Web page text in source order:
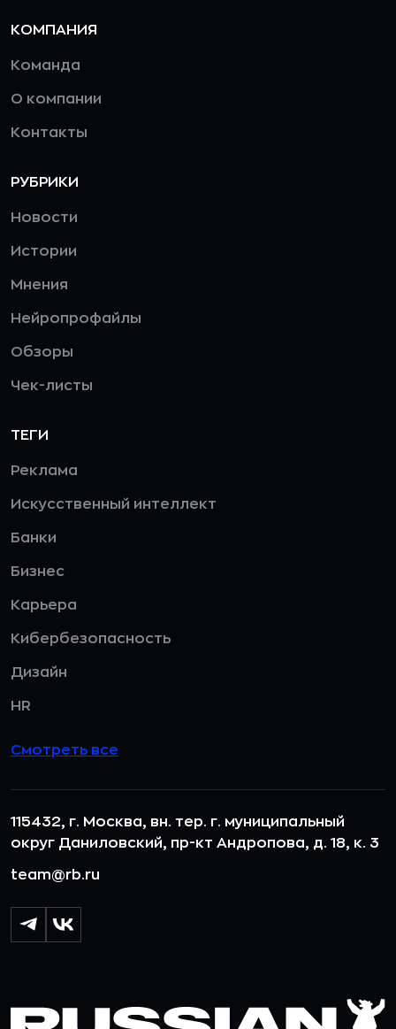
КОМПАНИЯ
Команда
О компании
Контакты
РУБРИКИ
Новости
Истории
Мнения
Нейропрофайлы
Обзоры
Чек-листы
ТЕГИ
Реклама
Искусственный интеллект
Банки
Бизнес
Карьера
Кибербезопасность
Дизайн
HR
Смотреть все
115432, г. Москва, вн. тер. г. муниципальный
округ Даниловский, пр-кт Андропова, д. 18, к. 3
team@rb.ru